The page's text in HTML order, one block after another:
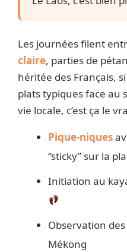
Les journées filent
claire, parties de
héritée des Français,
plats typiques face au
vie locale, c’est ça le
Pique-niques
“sticky” sur la
Initiation au
Observation
Mékong